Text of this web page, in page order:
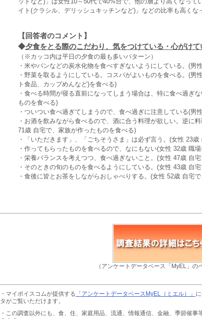
イト(クラシル、デリッシュキッチンなど)」などの比率も高くな
【回答者のコメント】
◆夕食をとる際のこだわり、気をつけている・心がけて
（※カッコ内は平日の夕食の最も多いパターン）
・米やパンなどの炭水化物を食べすぎないようにしている。(男
・野菜を取るようにしている。コスパがよいものを食べる。(
ト食品、カップめんなど)を食べる)
・食べる時間が寝る直前になってしまう場合は、特に食べ過ぎ
ものを食べる)
・ついつい食べ過ぎてしまうので、食べ過ぎに注意している(男
・お酒を飲みながら食べるので、酒に合う料理が欲しい。逆に
71歳 自宅で、家族が作ったものを食べる)
・「いただきます」、「ごちそうさま」は必ず言う。(女性 23
・作ってもらったものを食べるので、なにもない(女性 32歳 職
・栄養バランスを考えつつ、食べ過ぎないこと。(女性 47歳 自
・そのときの旬のものを食べるようにしている。(女性 43歳 自
・食後に皆とお茶をしながらおしゃべりする。(女性 52歳 自宅
（アンケートデータベース「MyEL」の
・マイボイスコムが提供する 「アンケートデータベースMyEL（ミエル）」
タがご覧いただけます。
・この調査以外にも、食、住、家庭用品、流通、情報通信、金融、季節催事